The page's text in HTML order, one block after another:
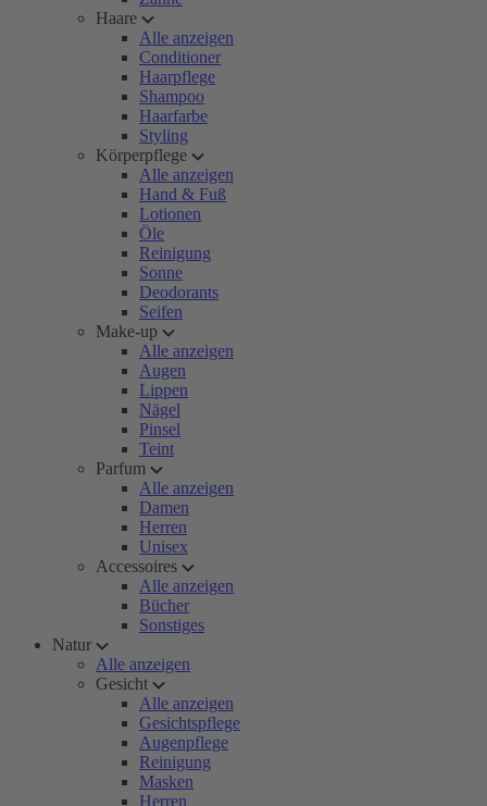
Haare
Alle anzeigen
Conditioner
Haarpflege
Shampoo
Haarfarbe
Styling
Körperpflege
Alle anzeigen
Hand & Fuß
Lotionen
Öle
Reinigung
Sonne
Deodorants
Seifen
Make-up
Alle anzeigen
Augen
Lippen
Nägel
Pinsel
Teint
Parfum
Alle anzeigen
Damen
Herren
Unisex
Accessoires
Alle anzeigen
Bücher
Sonstiges
Natur
Alle anzeigen
Gesicht
Alle anzeigen
Gesichtspflege
Augenpflege
Reinigung
Masken
Herren